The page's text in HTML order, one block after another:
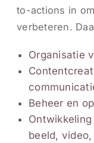
to-actions in
verbeteren.
Organisatie
Beheer en
beeld,